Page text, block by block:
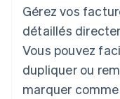
Gérez vos
détaillés
Vous pouvez
dupliquer ou
marquer